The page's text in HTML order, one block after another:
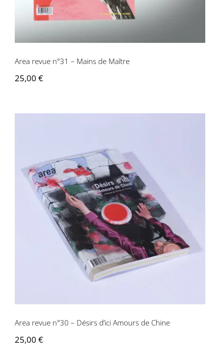
Area revue n°31 – Mains de Maître
25,00 €
Area revue n°30 – Désirs d’ici Amours
de Chine
Area revue n°30 – Désirs d’ici Amours de Chine
25,00 €